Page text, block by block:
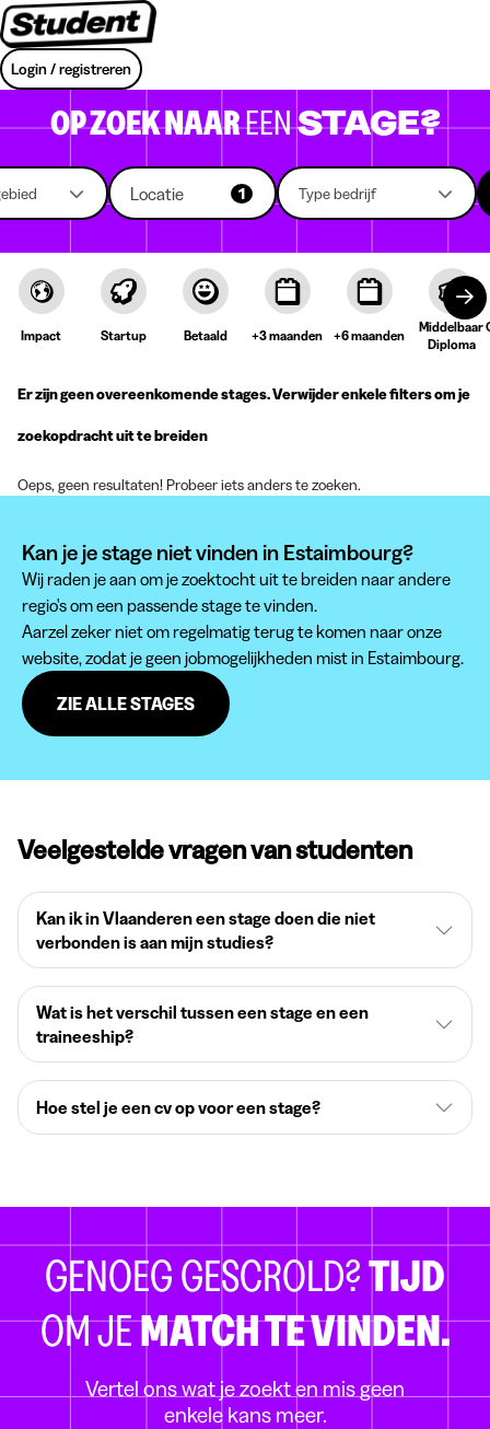
Login / registreren
OP ZOEK NAAREENSTAGE?
Locatie 1 Type bedrijf
Impact Startup Betaald +3 maanden +6 maanden
Middelbaar
Diploma
Er zijn geen overeenkomende stages. Verwijder enkele filters om je
zoekopdracht uit te breiden
Oeps, geen resultaten! Probeer iets anders te zoeken.
Kan je je stage niet vinden in Estaimbourg?
Wij raden je aan om je zoektocht uit te breiden naar andere
regio's om een passende stage te vinden.
Aarzel zeker niet om regelmatig terug te komen naar onze
website, zodat je geen jobmogelijkheden mist in Estaimbourg.
ZIE ALLE STAGES
Veelgestelde vragen van studenten
Kan ik in Vlaanderen een stage doen die niet
verbonden is aan mijn studies?
Wat is het verschil tussen een stage en een
traineeship?
Hoe stel je een cv op voor een stage?
GENOEG GESCROLD?TIJD
OM JEMATCH TE VINDEN.
Vertel ons wat je zoekt en mis geen
enkele kans meer.